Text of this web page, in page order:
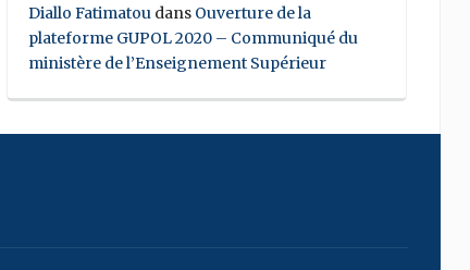
Diallo Fatimatoudans Ouverture de la
plateforme GUPOL 2020 – Communiqué du
ministère de l’Enseignement Supérieur